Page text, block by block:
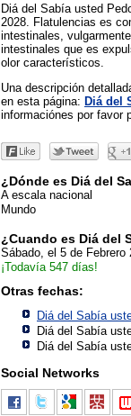
Diá del Sabía usted
2028. Flatulencias es
intestinales,
intestinales que es
olor característicos.
Una descripción
en esta página: Diá del
informaciónes por favor
¿Dónde es Diá del
A escala nacional
Mundo
¿Cuando es Diá del
Sábado, el 5 de Febrero
¡Todavía 547 días!
Otras fechas:
Diá del Sabía
Diá del Sabía
Diá del Sabía
Social Networks